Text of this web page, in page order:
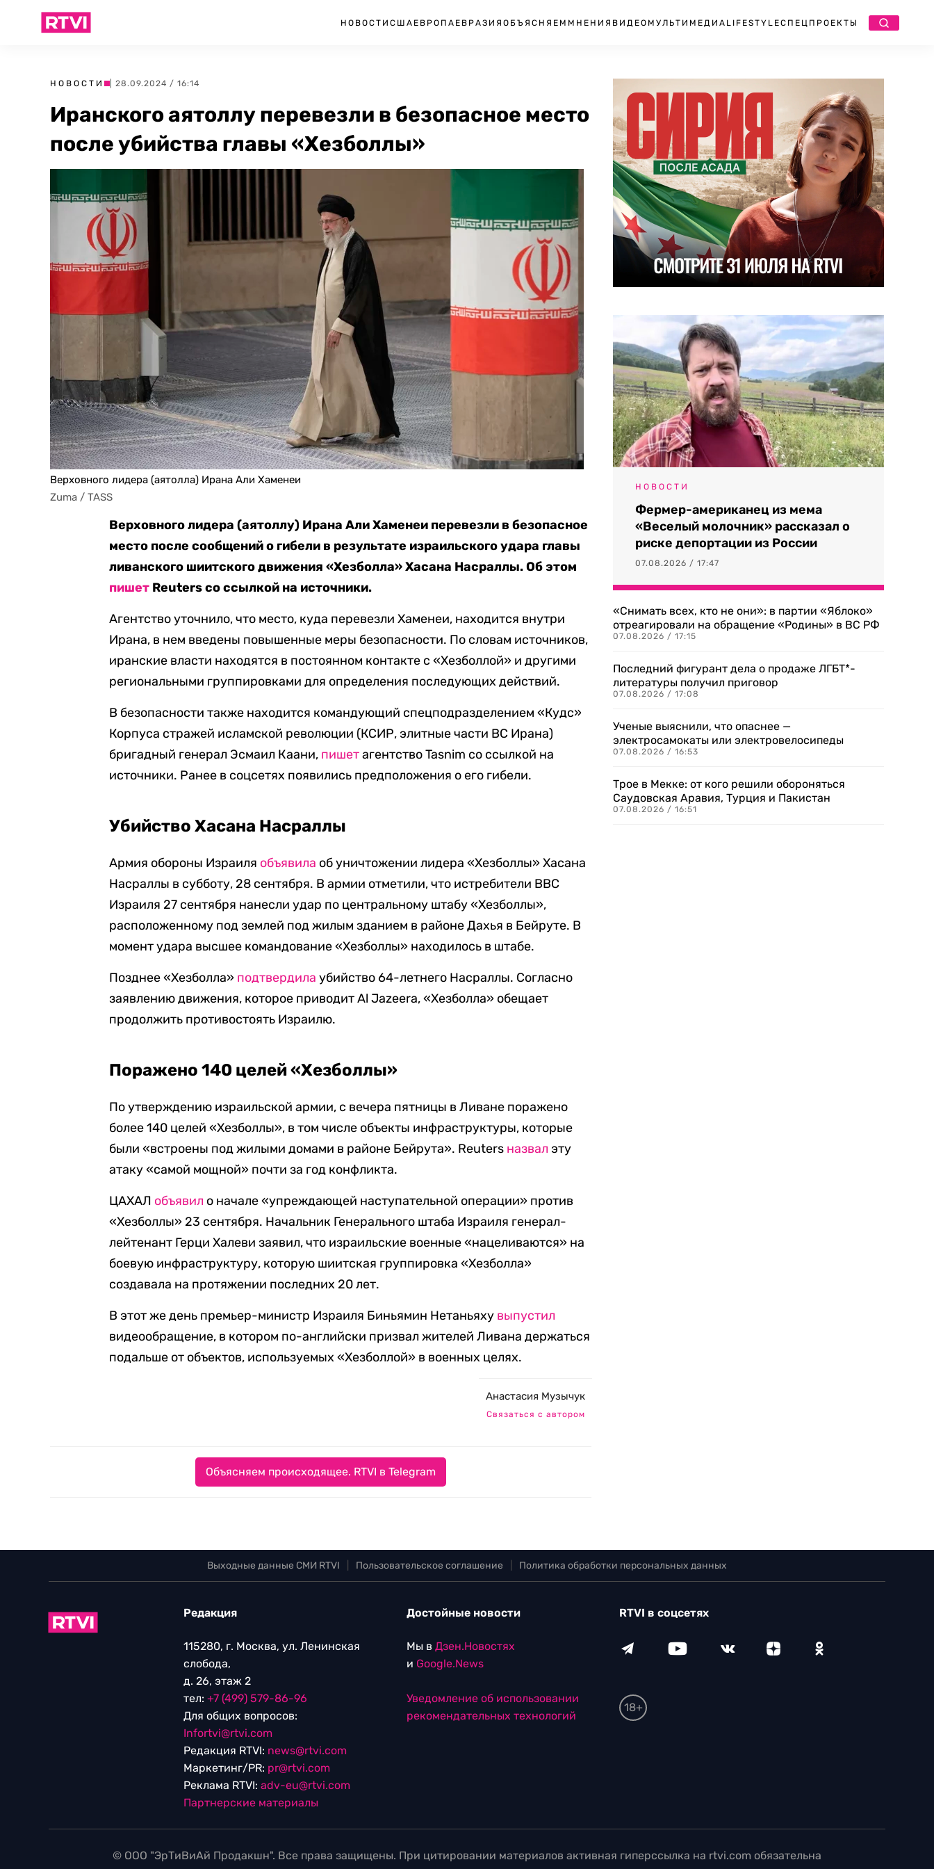
НОВОСТИ США ЕВРОПА ЕВРАЗИЯ ОБЪЯСНЯЕМ МНЕНИЯ ВИДЕО МУЛЬТИМЕДИА LIFESTYLEСПЕЦПРОЕКТЫ
НОВОСТИ | 28.09.2024 / 16:14
Иранского аятоллу перевезли в безопасное место
после убийства главы «Хезболлы»
Верховного лидера (аятолла) Ирана Али Хаменеи
Zuma / TASS
Верховного лидера (аятоллу) Ирана Али Хаменеи перевезли в безопасное
место после сообщений о гибели в результате израильского удара главы
ливанского шиитского движения «Хезболла» Хасана Насраллы. Об этом
пишет Reuters со ссылкой на источники.
Агентство уточнило, что место, куда перевезли Хаменеи, находится внутри
Ирана, в нем введены повышенные меры безопасности. По словам источников,
иранские власти находятся в постоянном контакте с «Хезболлой» и другими
региональными группировками для определения последующих действий.
В безопасности также находится командующий спецподразделением «Кудс»
Корпуса стражей исламской революции (КСИР, элитные части ВС Ирана)
бригадный генерал Эсмаил Каани, пишетагентство Tasnim со ссылкой на
источники. Ранее в соцсетях появились предположения о его гибели.
Убийство Хасана Насраллы
Армия обороны Израиля объявила об уничтожении лидера «Хезболлы» Хасана
Насраллы в субботу, 28 сентября. В армии отметили, что истребители ВВС
Израиля 27 сентября нанесли удар по центральному штабу «Хезболлы»,
расположенному под землей под жилым зданием в районе Дахья в Бейруте. В
момент удара высшее командование «Хезболлы» находилось в штабе.
Позднее «Хезболла» подтвердила убийство 64-летнего Насраллы. Согласно
заявлению движения, которое приводит Al Jazeera, «Хезболла» обещает
продолжить противостоять Израилю.
Поражено 140 целей «Хезболлы»
По утверждению израильской армии, с вечера пятницы в Ливане поражено
более 140 целей «Хезболлы», в том числе объекты инфраструктуры, которые
были «встроены под жилыми домами в районе Бейрута». Reuters назвал эту
атаку «самой мощной» почти за год конфликта.
ЦАХАЛ объявил о начале «упреждающей наступательной операции» против
«Хезболлы» 23 сентября. Начальник Генерального штаба Израиля генерал-
лейтенант Герци Халеви заявил, что израильские военные «нацеливаются» на
боевую инфраструктуру, которую шиитская группировка «Хезболла»
создавала на протяжении последних 20 лет.
В этот же день премьер-министр Израиля Биньямин Нетаньяху выпустил
видеообращение, в котором по-английски призвал жителей Ливана держаться
подальше от объектов, используемых «Хезболлой» в военных целях.
Анастасия Музычук
Связаться с автором
Объясняем происходящее. RTVI в Telegram
НОВОСТИ
Фермер-американец из мема
«Веселый молочник» рассказал о
риске депортации из России
07.08.2026 / 17:47
«Снимать всех, кто не они»: в партии «Яблоко»
отреагировали на обращение «Родины» в ВС РФ
07.08.2026 / 17:15
Последний фигурант дела о продаже ЛГБТ*-
литературы получил приговор
07.08.2026 / 17:08
Ученые выяснили, что опаснее —
электросамокаты или электровелосипеды
07.08.2026 / 16:53
Трое в Мекке: от кого решили обороняться
Саудовская Аравия, Турция и Пакистан
07.08.2026 / 16:51
Выходные данные СМИ RTVI Пользовательское соглашение Политика обработки персональных данных
Редакция
115280, г. Москва, ул. Ленинская
слобода,
д. 26, этаж 2
тел: +7 (499) 579-86-96
Для общих вопросов:
Infortvi@rtvi.com
Редакция RTVI: news@rtvi.com
Маркетинг/PR: pr@rtvi.com
Реклама RTVI: adv-eu@rtvi.com
Партнерские материалы
Достойные новости
Мы в Дзен.Новостях
и Google.News
Уведомление об использовании
рекомендательных технологий
RTVI в соцсетях
18+
© ООО "ЭрТиВиАй Продакшн". Все права защищены. При цитировании материалов активная гиперссылка на rtvi.com обязательна